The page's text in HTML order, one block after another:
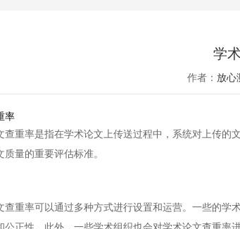
学
作者： 放心
率
查重率是指在学术论文上传送过程中，系统对上传
量的重要评估标准。
查重率可以通过多种方式进行设置和运营。一些的
公正性。此外，一些学术组织也会对学术论文查重